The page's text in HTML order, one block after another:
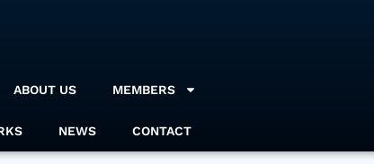
ABOUT US MEMBERS
NEWS CONTACT